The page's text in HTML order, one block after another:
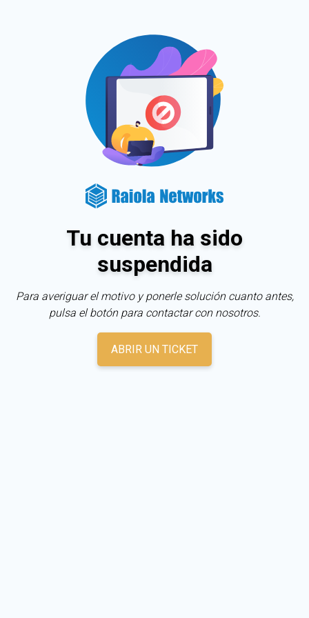
Tu cuenta ha sido
suspendida
Para averiguar el motivo y ponerle solución cuanto antes,
pulsa el botón para contactar con nosotros.
ABRIR UN TICKET